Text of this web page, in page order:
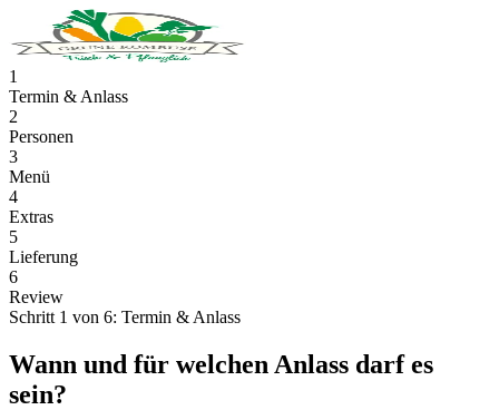
1
Termin & Anlass
2
Personen
3
Menü
4
Extras
5
Lieferung
6
Review
Schritt 1 von 6: Termin & Anlass
Wann und für welchen Anlass darf es
sein?